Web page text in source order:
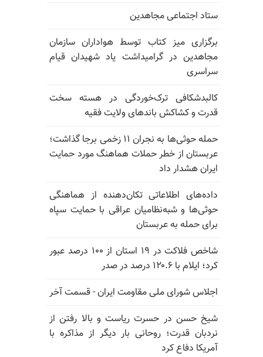
ستاد اجتماعی مجاهدین
برگزاری میز کتاب توسط هواداران سازمان
مجاهدین در گرامیداشت یاد شهیدان قیام
سراسری
کالبدشکافی ترک‌خوردگی در هسته سخت
قدرت و کشاکش باندهای ولایت فقیه
حمله حوثی‌ها به نجران ۱۱ زخمی برجا گذاشت؛
عربستان از خطر حملات هماهنگ مورد حمایت
ایران هشدار داد
داده‌های اطلاعاتی تکان‌دهنده از هماهنگی
حوثی‌ها و شبه‌نظامیان عراقی با حمایت سپاه
برای حمله به عربستان
شاخص فلاکت در ۱۹ استان از ۱۰۰ درصد عبور
کرد؛ ایلام با ۱۲۰.۶ درصد در صدر
اجلاس شورای ملی مقاومت ایران - قسمت آخر
شیخ حسن در حسرت ریاست و بالا رفتن از
نردبان قدرت؛ روحانی بار دیگر از مذاکره با
آمریکا دفاع کرد